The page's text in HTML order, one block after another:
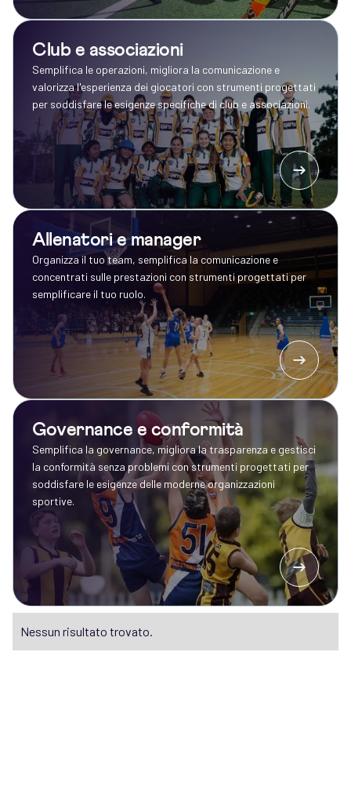
Club e associazioni
Semplifica le operazioni, migliora la comunicazione e
valorizza l'esperienza dei giocatori con strumenti progettati
per soddisfare le esigenze specifiche di club e associazioni.
Allenatori e manager
Organizza il tuo team, semplifica la comunicazione e
concentrati sulle prestazioni con strumenti progettati per
semplificare il tuo ruolo.
Governance e conformità
Semplifica la governance, migliora la trasparenza e gestisci
la conformità senza problemi con strumenti progettati per
soddisfare le esigenze delle moderne organizzazioni
sportive.
Nessun risultato trovato.